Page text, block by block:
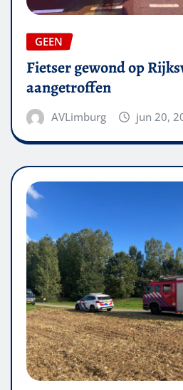
GEEN
Fietser gewond op
aangetroffen
AVLimburg jun 20,